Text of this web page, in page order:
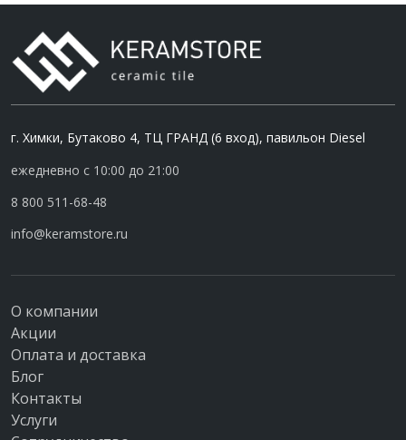
г. Химки, Бутаково 4, ТЦ ГРАНД (6 вход), павильон Diesel
ежедневно с 10:00 до 21:00
8 800 511-68-48
info@keramstore.ru
О компании
Акции
Оплата и доставка
Блог
Контакты
Услуги